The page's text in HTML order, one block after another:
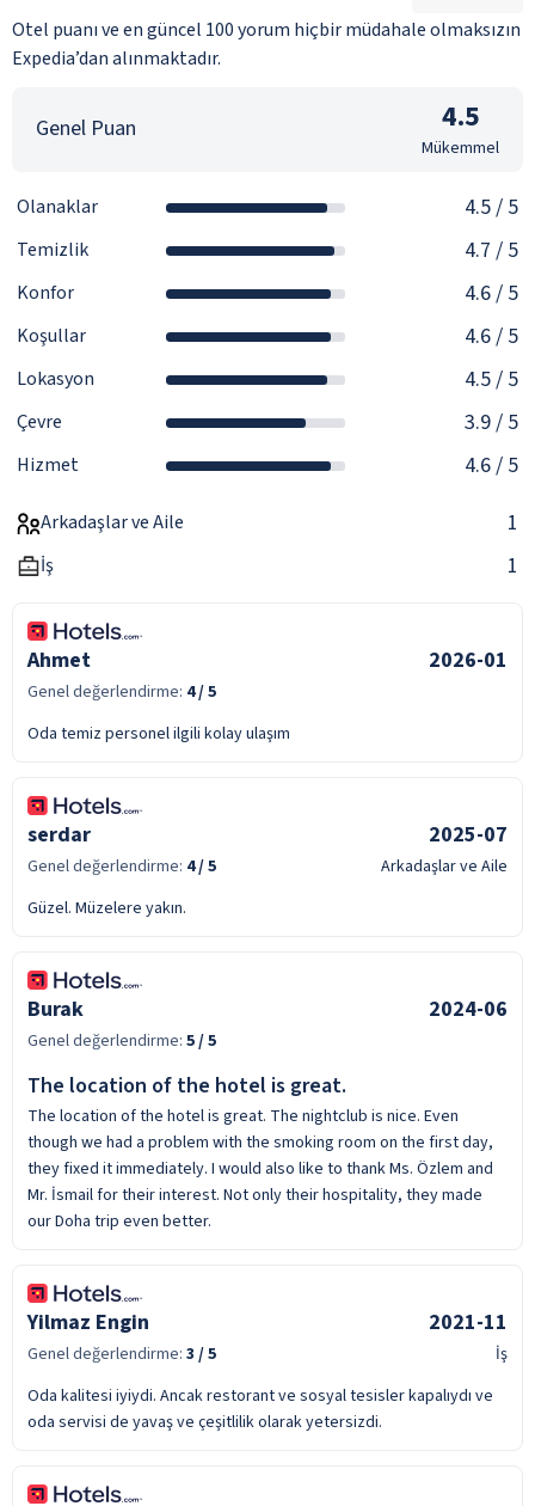
Otel puanı ve en güncel 100 yorum hiçbir müdahale olmaksızın
Expedia’dan alınmaktadır.
Genel Puan 4.5
Mükemmel
Olanaklar 4.5/ 5
Temizlik 4.7 / 5
Konfor 4.6/ 5
Koşullar 4.6/ 5
Lokasyon 4.5/ 5
Çevre 3.9/ 5
Hizmet 4.6/ 5
Arkadaşlar ve Aile 1
İş 1
Ahmet 2026-01
Genel değerlendirme: 4/ 5
Oda temiz personel ilgili kolay ulaşım
serdar 2025-07
Genel değerlendirme: 4/ 5
Arkadaşlar ve Aile
Güzel. Müzelere yakın.
Burak 2024-06
Genel değerlendirme: 5/ 5
The location of the hotel is great.
The location of the hotel is great. The nightclub is nice. Even
though we had a problem with the smoking room on the first day,
they fixed it immediately. I would also like to thank Ms. Özlem and
Mr. İsmail for their interest. Not only their hospitality, they made
our Doha trip even better.
Yilmaz Engin 2021-11
Genel değerlendirme: 3 / 5
İş
Oda kalitesi iyiydi. Ancak restorant ve sosyal tesisler kapalıydı ve
oda servisi de yavaş ve çeşitlilik olarak yetersizdi.